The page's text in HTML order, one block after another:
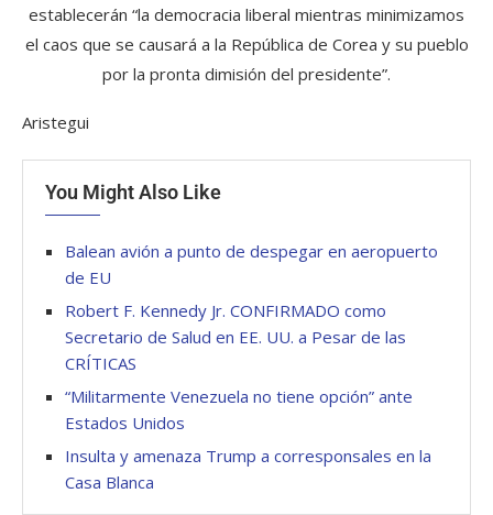
establecerán “la democracia liberal mientras minimizamos
el caos que se causará a la República de Corea y su pueblo
por la pronta dimisión del presidente”.
Aristegui
You Might Also Like
Balean avión a punto de despegar en aeropuerto
de EU
Robert F. Kennedy Jr. CONFIRMADO como
Secretario de Salud en EE. UU. a Pesar de las
CRÍTICAS
“Militarmente Venezuela no tiene opción” ante
Estados Unidos
Insulta y amenaza Trump a corresponsales en la
Casa Blanca